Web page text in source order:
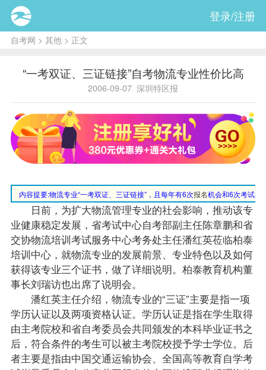
登录/注册
自考网 > 其他 > 正文
“一考双证、三证链接”自考物流专业性价比高
2006-09-07 深圳特区报
内容提要:物流专业“一考双证、三证链接”，且每年有6次报名机会和6次考试机
日前，为扩大物流管理专业的社会影响，推动该专
业健康稳定发展，省考试中心自考部副主任陈章鹏和省
交协物流培训考试服务中心考务处主任潘红英莅临柏泰
培训中心，就物流专业的发展前景、专业特色以及如何
获得该专业三个证书，做了详细说明。柏泰教育机构董
事长刘瑞访也出席了说明会。
潘红英主任介绍，物流专业的“三证”主要是指一项
学历认证以及两项资格认证。学历认证是指在学生取得
由主考院校和省自考委员会共同颁发的本科毕业证书之
后，符合条件的考生可以被主考院校授予学士学位。后
者主要是指由中国交通运输协会、全国高等教育自学考